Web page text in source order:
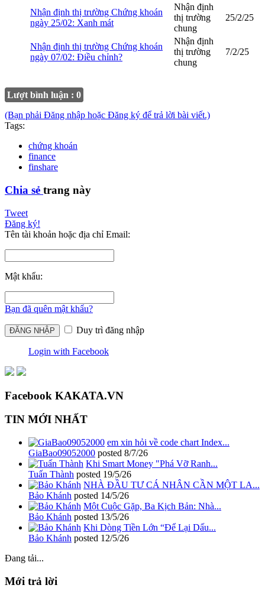
Nhận định thị trường Chứng khoán
ngày 25/02: Xanh mát
Nhận định
thị trường
chung
25/2/25
Nhận định thị trường Chứng khoán
ngày 07/02: Điều chỉnh?
Nhận định
thị trường
chung
7/2/25
Lượt bình luận : 0
(Bạn phải Đăng nhập hoặc Đăng ký để trả lời bài viết.)
Tags:
chứng khoán
finance
finshare
Chia sẻ trang này
Tweet
Đăng ký!
Tên tài khoản hoặc địa chỉ Email:
Mật khẩu:
Bạn đã quên mật khẩu?
Duy trì đăng nhập
Login with Facebook
Facebook KAKATA.VN
TIN MỚI NHẤT
em xin hỏi về code chart Index...
GiaBao09052000 posted 8/7/26
Khi Smart Money "Phá Vỡ Ranh...
Tuấn Thành posted 19/5/26
NHÀ ĐẦU TƯ CÁ NHÂN CẦN MỘT LA...
Bảo Khánh posted 14/5/26
Một Cuộc Gặp, Ba Kịch Bản: Nhà...
Bảo Khánh posted 13/5/26
Khi Dòng Tiền Lớn “Để Lại Dấu...
Bảo Khánh posted 12/5/26
Đang tải...
Mới trả lời